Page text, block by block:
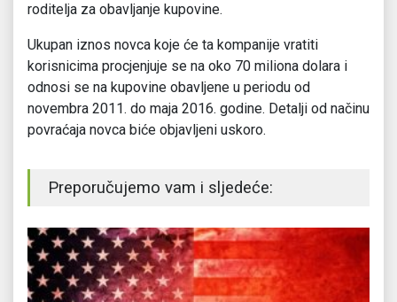
roditelja za obavljanje kupovine.
Ukupan iznos novca koje će ta kompanije vratiti
korisnicima procjenjuje se na oko 70 miliona dolara i
odnosi se na kupovine obavljene u periodu od
novembra 2011. do maja 2016. godine. Detalji od načinu
povraćaja novca biće objavljeni uskoro.
Preporučujemo vam i sljedeće: